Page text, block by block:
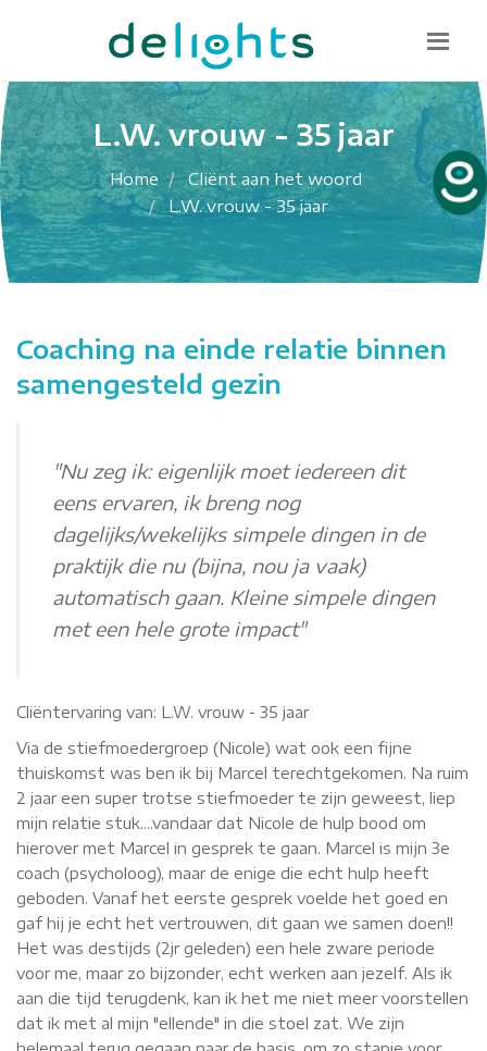
085 130 1482
info@delights.nu
L.W. vrouw - 35 jaar
Home
Cliënt aan het woord
L.W. vrouw - 35 jaar
Coaching na einde relatie binnen
samengesteld gezin
"Nu zeg ik: eigenlijk moet iedereen dit
eens ervaren, ik breng nog
dagelijks/wekelijks simpele dingen in de
praktijk die nu (bijna, nou ja vaak)
automatisch gaan. Kleine simpele dingen
met een hele grote impact"
Cliëntervaring van: L.W. vrouw - 35 jaar
Via de stiefmoedergroep (Nicole) wat ook een fijne
thuiskomst was ben ik bij Marcel terechtgekomen. Na ruim
2 jaar een super trotse stiefmoeder te zijn geweest, liep
mijn relatie stuk....vandaar dat Nicole de hulp bood om
hierover met Marcel in gesprek te gaan. Marcel is mijn 3e
coach (psycholoog), maar de enige die echt hulp heeft
geboden. Vanaf het eerste gesprek voelde het goed en
gaf hij je echt het vertrouwen, dit gaan we samen doen!!
Het was destijds (2jr geleden) een hele zware periode
voor me, maar zo bijzonder, echt werken aan jezelf. Als ik
aan die tijd terugdenk, kan ik het me niet meer voorstellen
dat ik met al mijn "ellende" in die stoel zat. We zijn